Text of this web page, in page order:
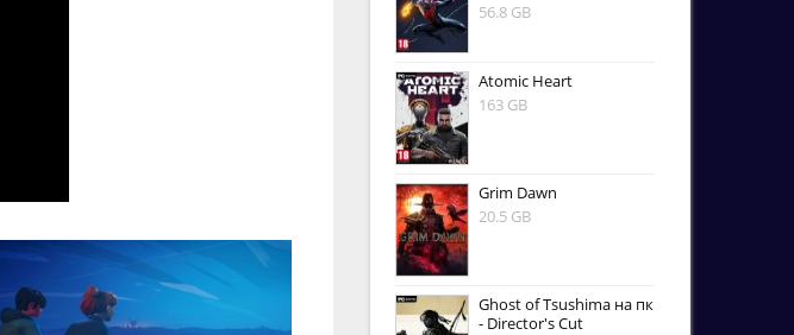
56.8 GB
Atomic Heart
163 GB
Grim Dawn
20.5 GB
Ghost of Tsushima на пк
- Director's Cut